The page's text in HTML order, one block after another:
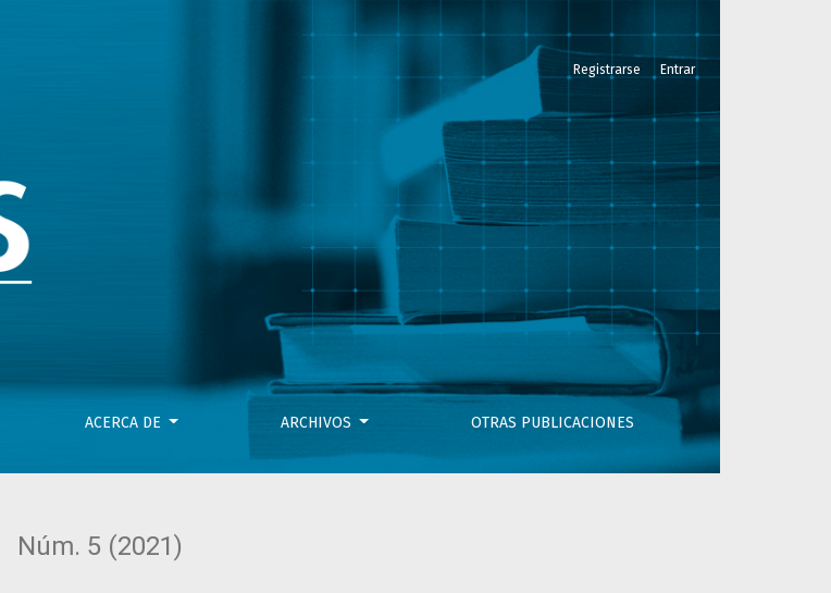
idem. TEDH. Case of Sabalic v. Croatia, 14 de enero de 2021
ACERCA DE ARCHIVOS OTRAS PUBLICACIONES
Registrarse Entrar
Núm. 5 (2021)